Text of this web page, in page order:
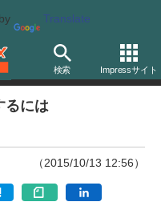
Translate
検索 Impressサイト
るには
（2015/10/13 12:56）